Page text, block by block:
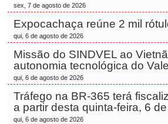
sex, 7 de agosto de 2026
Expocachaça reúne 2 mil
qui, 6 de agosto de 2026
Missão do SINDVEL ao
autonomia tecnológica do
qui, 6 de agosto de 2026
Tráfego na BR-365 terá
a partir desta quinta-feira, 6
qui, 6 de agosto de 2026